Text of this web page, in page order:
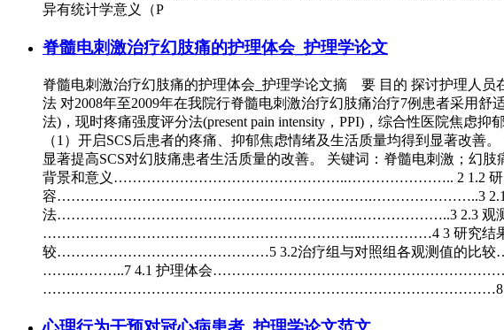
异有统计学意义（P
脊髓电刺激治疗幻肢痛的护理体会_护理学论文
脊髓电刺激治疗幻肢痛的护理体会_护理学论文摘 要 目的 探讨护理人员
法 对2008年至2009年在我院行脊髓电刺激治疗幻肢痛治疗7例患者采用舒
法)，现时疼痛强度评分法(present pain intensity，PPI)，综合性医院焦虑抑
（1）开启SCS后患者的疼痛、抑郁焦虑情绪及生活质量均得到显著改
显著提高SCS对幻肢痛患者生活质量的改善。 关键词：脊髓
背景和意义…………………………………………..………………….. 2 1.2
容………………………………………………………….…………………..3 2.1
法…………………………………………………….…………………..3 2.3 观测
…………………………………………………………..……………4 3 研究结果
较………………………………………5 3.2治疗组与对照组各观测
…….………..7 4.1 护理体会
……………………………………………………………………………………8